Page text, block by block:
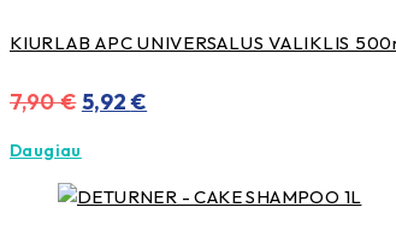
KIURLAB APC UNIVERSALUS VALIKLIS
7,90€ Original
was:
7,90 €.
5,92€
5,92 €.
Daugiau